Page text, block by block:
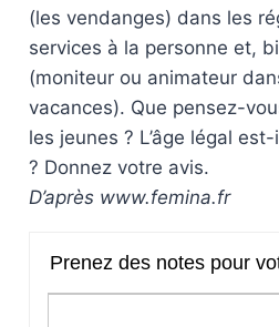
(les vendanges) dans les
services à la personne et,
(moniteur ou animateur
vacances). Que pensez-
les jeunes ? L’âge légal
? Donnez votre avis.
D’après www.femina.fr